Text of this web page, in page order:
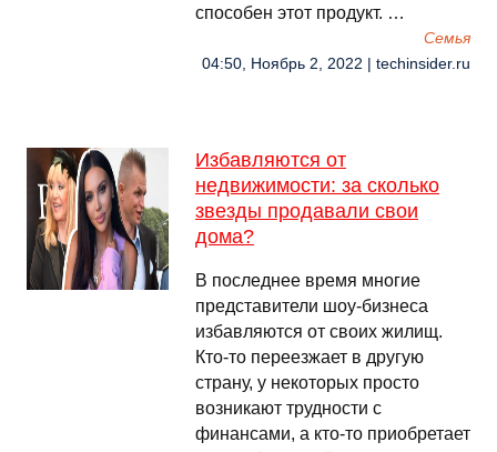
способен этот продукт. …
Семья
04:50, Ноябрь 2, 2022 | techinsider.ru
Избавляются от
недвижимости: за сколько
звезды продавали свои
дома?
В последнее время многие
представители шоу-бизнеса
избавляются от своих жилищ.
Кто-то переезжает в другую
страну, у некоторых просто
возникают трудности с
финансами, а кто-то приобретает